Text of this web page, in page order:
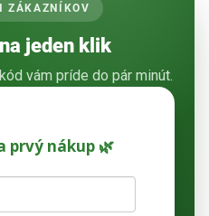
ZÁKAZNÍKOV
jeden klik
vám príde do pár minút.
prvý nákup 🌿